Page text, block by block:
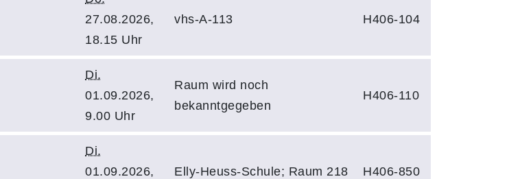
27.08.2026,
18.15 Uhr
vhs-A-113 H406-104
Di.
01.09.2026,
9.00 Uhr
Raum wird noch
bekanntgegeben
H406-110
Di.
01.09.2026,
Elly-Heuss-Schule; Raum 218 H406-850